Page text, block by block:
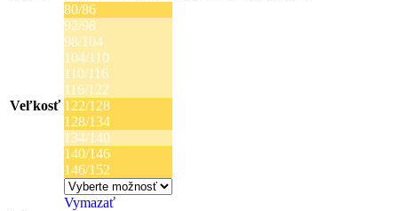
Veľkosť
80/86
92/98
98/104
104/110
110/116
116/122
122/128
128/134
134/140
140/146
146/152
Vymazať